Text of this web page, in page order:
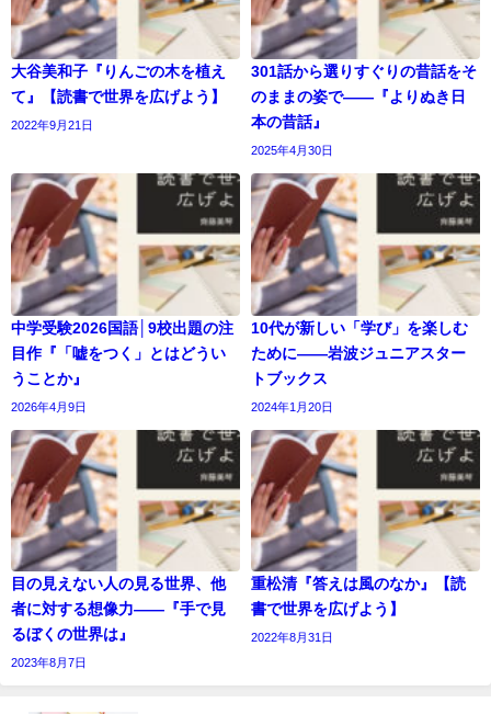
大谷美和子『りんごの木を植え
て』【読書で世界を広げよう】
2022年9月21日
301話から選りすぐりの昔話をそ
のままの姿で――『よりぬき日
本の昔話』
2025年4月30日
中学受験2026国語│9校出題の注
目作『「嘘をつく」とはどうい
うことか』
2026年4月9日
10代が新しい「学び」を楽しむ
ために――岩波ジュニアスター
トブックス
2024年1月20日
目の見えない人の見る世界、他
者に対する想像力――『手で見
るぼくの世界は』
2023年8月7日
重松清『答えは風のなか』【読
書で世界を広げよう】
2022年8月31日